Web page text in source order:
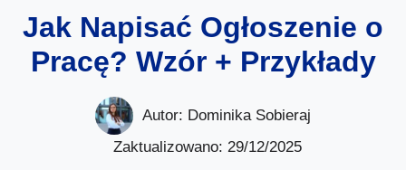
Jak Napisać Ogłoszenie o
Pracę? Wzór + Przykłady
Autor: Dominika Sobieraj
Zaktualizowano: 29/12/2025